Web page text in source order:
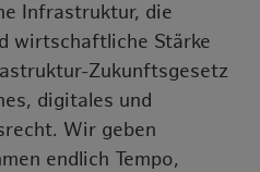
Infrastruktur, die
wirtschaftliche Stärke
Zukunftsgesetz
digitales und
Wir geben
endlich Tempo,